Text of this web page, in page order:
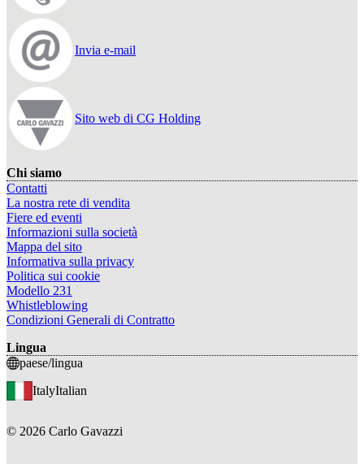
Invia e-mail
Sito web di CG Holding
Chi siamo
Contatti
La nostra rete di vendita
Fiere ed eventi
Informazioni sulla società
Mappa del sito
Informativa sulla privacy
Politica sui cookie
Modello 231
Whistleblowing
Condizioni Generali di Contratto
Lingua
paese/lingua
ItalyItalian
© 2026 Carlo Gavazzi